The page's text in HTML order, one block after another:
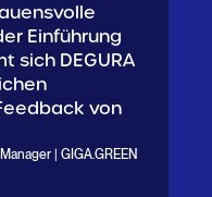
Einführung
sich DEGURA
von
| GIGA.GREEN